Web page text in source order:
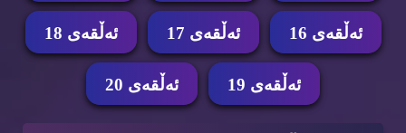
ئه‌ڵقه‌ی 16 ئه‌ڵقه‌ی 17 ئه‌ڵقه‌ی 18
ئه‌ڵقه‌ی 19 ئه‌ڵقه‌ی 20